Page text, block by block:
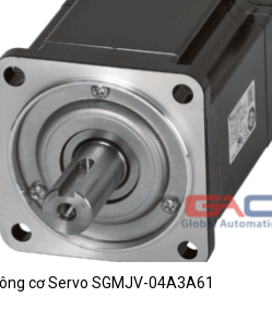
cơ Servo SGMJV-04A3A61